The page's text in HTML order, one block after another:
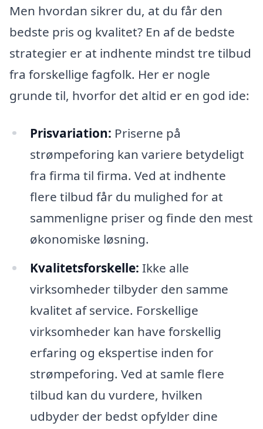
Men hvordan sikrer du, at du får den
bedste pris og kvalitet? En af de bedste
strategier er at indhente mindst tre tilbud
fra forskellige fagfolk. Her er nogle
grunde til, hvorfor det altid er en god ide:
Prisvariation: Priserne på
strømpeforing kan variere betydeligt
fra firma til firma. Ved at indhente
flere tilbud får du mulighed for at
sammenligne priser og finde den mest
økonomiske løsning.
Kvalitetsforskelle: Ikke alle
virksomheder tilbyder den samme
kvalitet af service. Forskellige
virksomheder kan have forskellig
erfaring og ekspertise inden for
strømpeforing. Ved at samle flere
tilbud kan du vurdere, hvilken
udbyder der bedst opfylder dine